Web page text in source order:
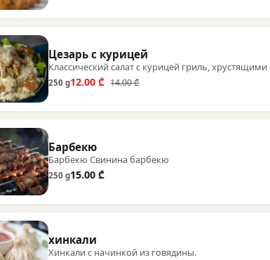
Цезарь с курицей
250 g12.00 ₾ 14.00 ₾
Барбекю
Барбекю Свинина барбекю
250 g15.00 ₾
хинкали
Хинкали с начинкой из говядины.